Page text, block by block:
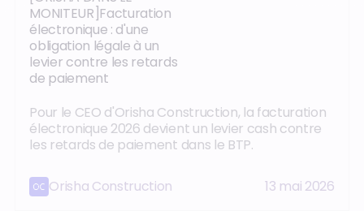
MONITEUR]Facturation
électronique : d'une
obligation légale à un
levier contre les retards
de paiement
Pour le CEO d'Orisha Construction, la facturation
électronique 2026 devient un levier cash contre
les retards de paiement dans le BTP.
Orisha Construction 13 mai 2026